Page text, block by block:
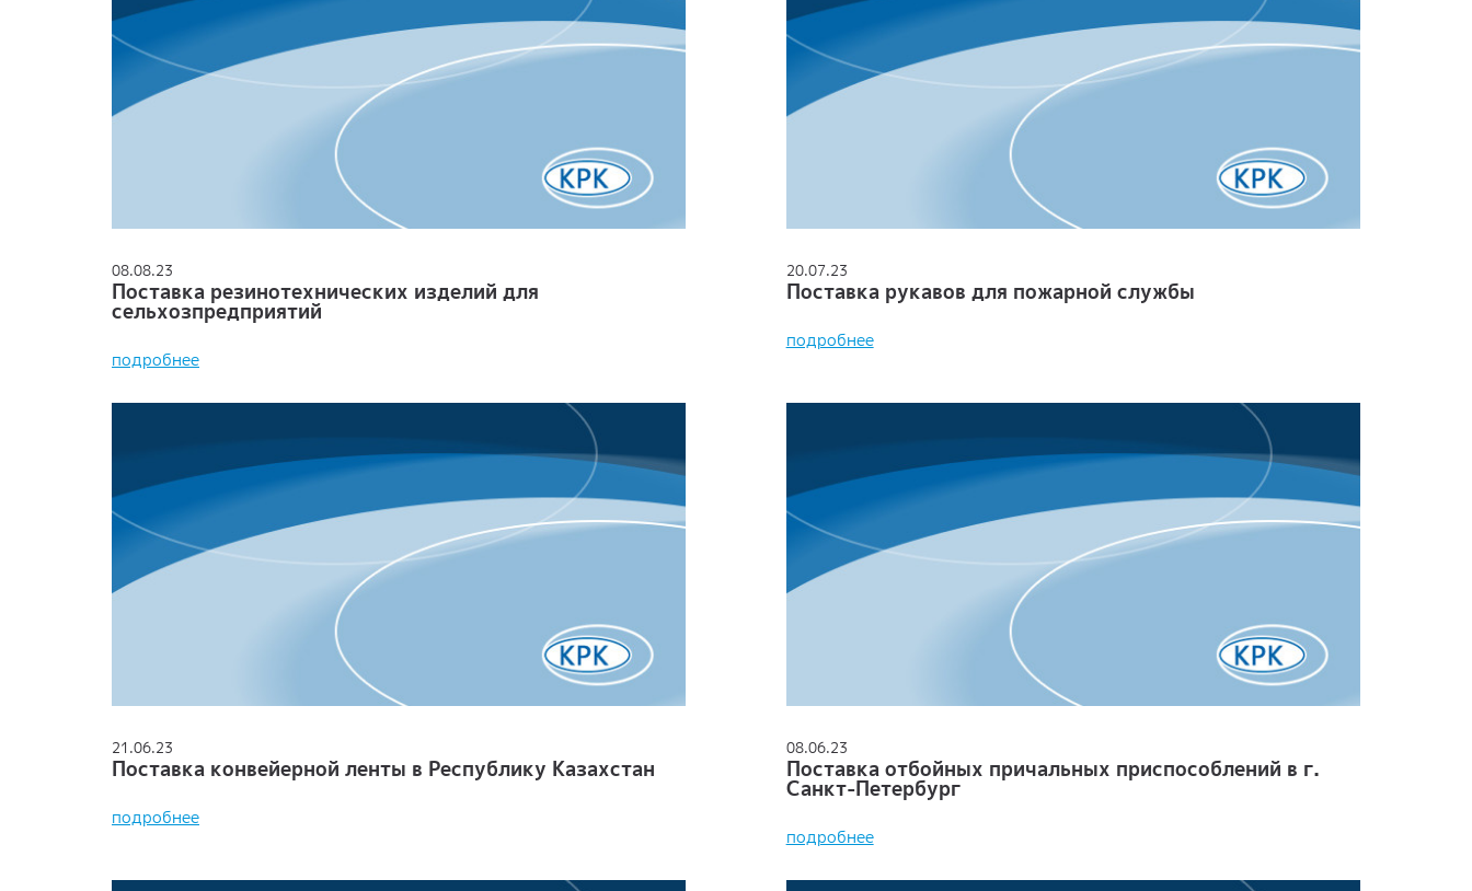
08.08.23
Поставка резинотехнических изделий для
сельхозпредприятий
подробнее
20.07.23
Поставка рукавов для пожарной службы
подробнее
21.06.23
Поставка конвейерной ленты в Республику Казахстан
подробнее
08.06.23
Поставка отбойных причальных приспособлений в г.
Санкт-Петербург
подробнее